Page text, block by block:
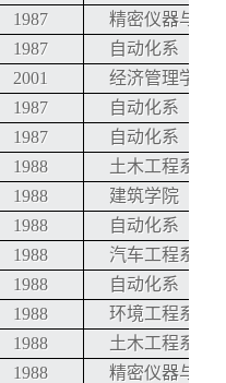
1987 精密仪器与机
1987
自动化系
2001 经济管理学院
1987
自动化系
1987
自动化系
1988
土木工程系
1988
建筑学院
1988
自动化系
1988
汽车工程系
1988
自动化系
1988
环境工程系
1988
土木工程系
1988
精密仪器与机